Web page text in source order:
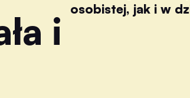
i
osobistej, jak i w